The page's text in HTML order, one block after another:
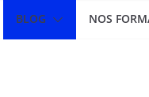
BLOG NOS